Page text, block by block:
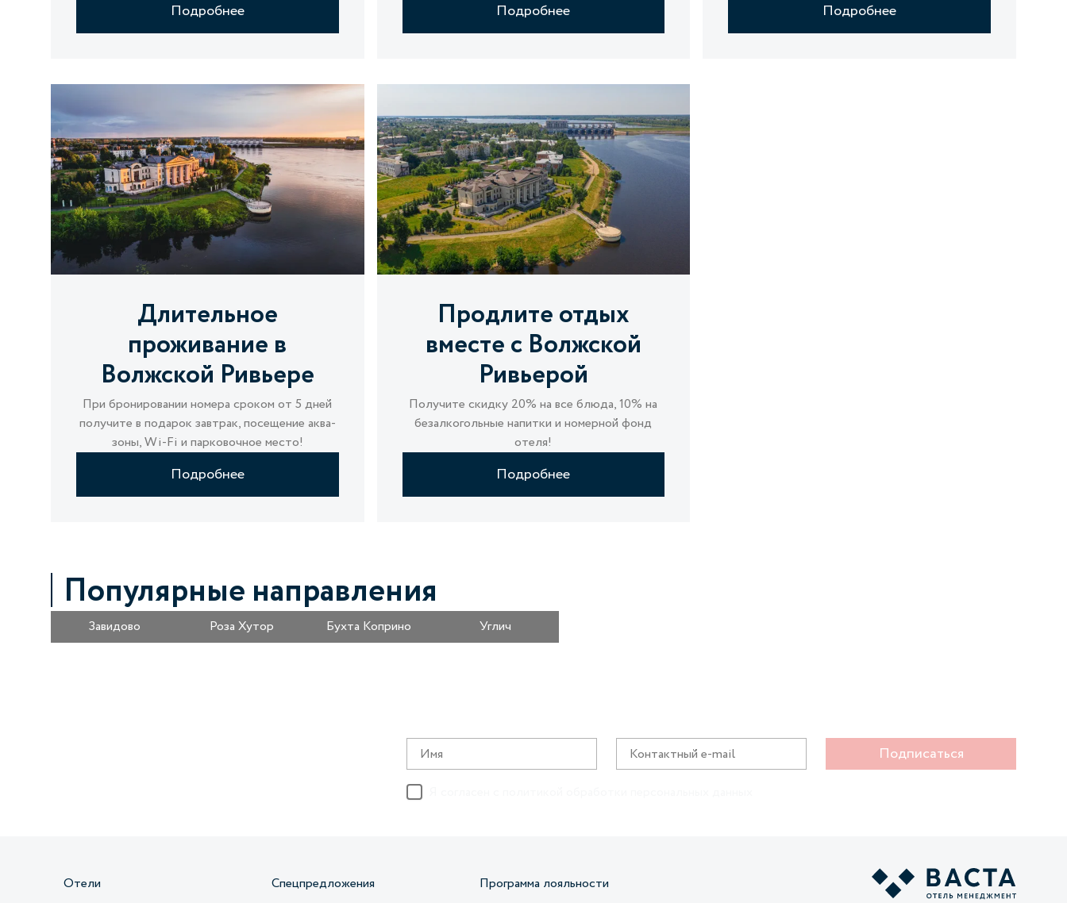
Подробнее Подробнее Подробнее
Длительное
проживание в
Волжской Ривьере
При бронировании номера сроком от 5 дней
получите в подарок завтрак, посещение аква-
зоны, Wi-Fi и парковочное место!
Подробнее
Продлите отдых
вместе с Волжской
Ривьерой
Получите скидку 20% на все блюда, 10% на
безалкогольные напитки и номерной фонд
отеля!
Подробнее
Популярные направления
Завидово Роза Хутор Бухта Коприно Углич
Подписаться
Отели Спецпредложения Программа лояльности